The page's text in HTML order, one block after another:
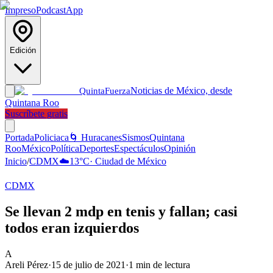
ImpresoPodcastApp
Edición
QuintaFuerzaNoticias de México, desde
Quintana Roo
Suscríbete gratis
PortadaPoliciaca 🌀 HuracanesSismosQuintana
RooMéxicoPolíticaDeportesEspectáculosOpinión
Inicio/CDMX☁️13°C· Ciudad de México
CDMX
Se llevan 2 mdp en tenis y fallan; casi
todos eran izquierdos
A
Areli Pérez·15 de julio de 2021 ·1 min de lectura